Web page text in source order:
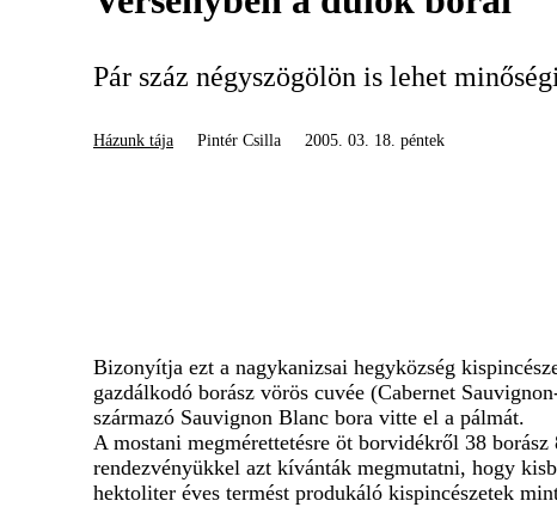
Pár száz négyszögölön is lehet
Házunk tája Pintér Csilla 2005. 03. 18. péntek
Bizonyítja ezt a nagykanizsai hegyközség
gazdálkodó borász vörös cuvée (Cabernet
származó Sauvignon Blanc bora vitte el a pálmát.
A mostani megmérettetésre öt borvidékről 38
rendezvényükkel azt kívánták megmutatni, hogy
hektoliter éves termést produkáló kispincészetek